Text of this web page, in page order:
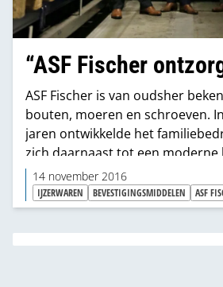
“ASF Fischer
ASF Fischer is van oudsher
bouten, moeren en schroeven.
jaren ontwikkelde het
zich daarnaast tot een moderne
dienstverlener. Directeur-
“Klanten willen een korte time-
mogelijk vrachtwagens aan de
breiden wij onze assortiment
bevestigingsmaterialen uit met
14 november 2016
IJZERWAREN BEVESTIGINGSMIDDELEN ASF